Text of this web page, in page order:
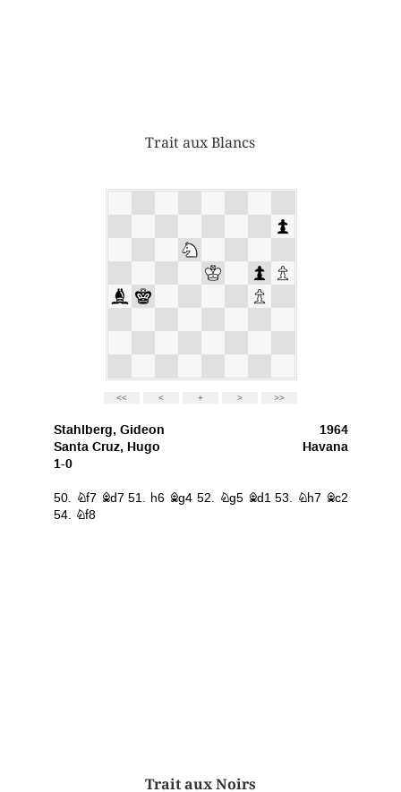
Trait aux Blancs
Trait aux Noirs